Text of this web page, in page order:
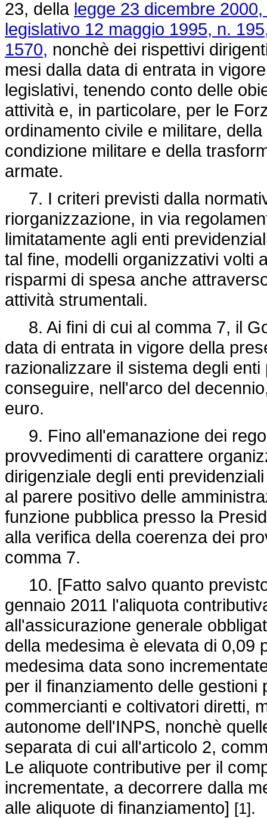
23, della legge 23 dicembre
legislativo 12 maggio 1995, n.
1570, nonchè dei rispettivi
mesi dalla data di entrata in
legislativi, tenendo conto delle
attività e, in particolare, per le
ordinamento civile e militare,
condizione militare e della
armate.
7. I criteri previsti dalla
riorganizzazione, in via
limitatamente agli enti
tal fine, modelli organizzativi volti
risparmi di spesa anche
attività strumentali.
8. Ai fini di cui al comma 7, il
data di entrata in vigore della
razionalizzare il sistema degli
conseguire, nell'arco del
euro.
9. Fino all'emanazione dei
provvedimenti di carattere
dirigenziale degli enti
al parere positivo delle
funzione pubblica presso la
alla verifica della coerenza dei
comma 7.
10. [Fatto salvo quanto
gennaio 2011 l'aliquota
all'assicurazione generale
della medesima è elevata di 0,09
medesima data sono
per il finanziamento delle
commercianti e coltivatori diretti,
autonome dell'INPS, nonchè
separata di cui all'articolo 2,
Le aliquote contributive per il
incrementate, a decorrere dalla
alle aliquote di finanziamento] [1].